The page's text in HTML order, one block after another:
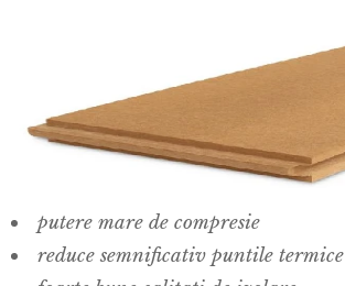
putere mare de compresie
reduce semnificativ puntile termice